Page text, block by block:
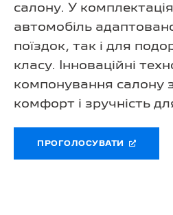
салону. У
автомобіль
поїздок, так і для
класу. Інноваційні
компонування салону
комфорт і зручність
ПРОГОЛОСУВАТИ